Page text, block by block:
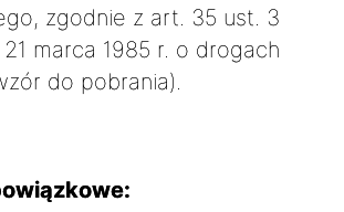
zgodnie z art. 35 ust. 3
marca 1985 r. o drogach
do pobrania).